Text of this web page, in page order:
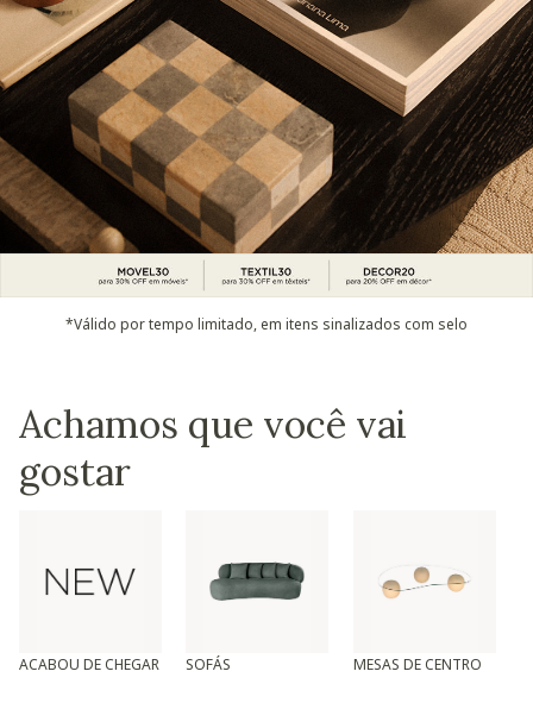
*Válido por tempo limitado, em itens sinalizados com selo
Achamos que você vai
gostar
ACABOU DE CHEGAR SOFÁS MESAS DE CENTRO